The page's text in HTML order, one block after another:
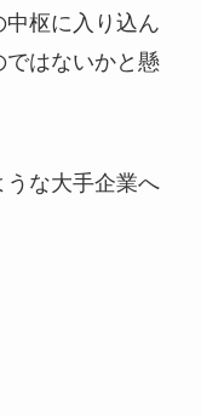
枢に入り込ん
ではないかと懸
な大手企業へ